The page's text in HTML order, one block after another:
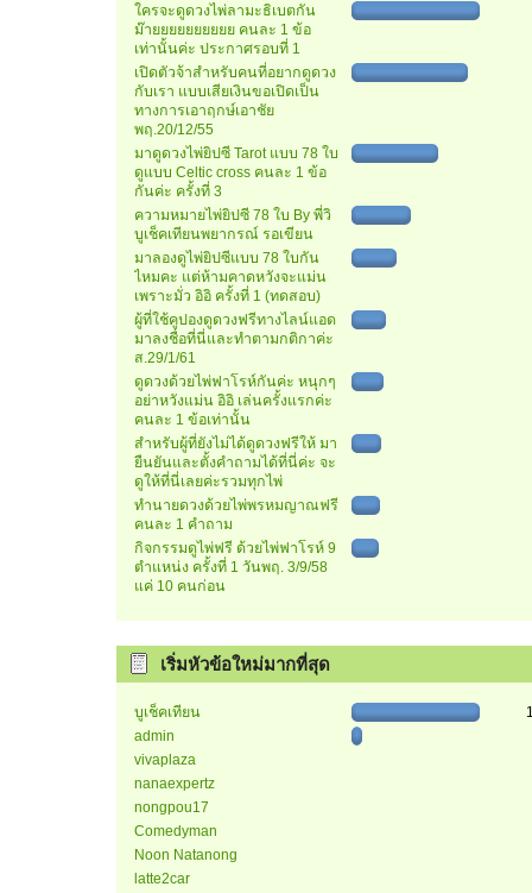
ใครจะดูดวงไพ่ลามะธิเบตกัน
ม๊ายยยยยยยยยย คนละ 1 ข้อ
เท่านั้นค่ะ ประกาศรอบที่ 1
เปิดตัวจ้าสำหรับคนที่อยากดูดวง
กับเรา แบบเสียเงินขอเปิดเป็น
ทางการเอาฤกษ์เอาชัย
พฤ.20/12/55
มาดูดวงไพ่ยิปซี Tarot แบบ 78 ใบ
ดูแบบ Celtic cross คนละ 1 ข้อ
กันค่ะ ครั้งที่ 3
ความหมายไพ่ยิปซี 78 ใบ By พี่วิ
บูเช็คเทียนพยากรณ์ รอเขียน
มาลองดูไพ่ยิปซีแบบ 78 ใบกัน
ไหมคะ แต่ห้ามคาดหวังจะแม่น
เพราะมั่ว อิอิ ครั้งที่ 1 (ทดสอบ)
ผู้ที่ใช้คูปองดูดวงฟรีทางไลน์แอด
มาลงชื่อที่นี่และทำตามกติกาค่ะ
ส.29/1/61
ดูดวงด้วยไพ่ฟาโรห์กันค่ะ หนุกๆ
อย่าหวังแม่น อิอิ เล่นครั้งแรกค่ะ
คนละ 1 ข้อเท่านั้น
สำหรับผู้ที่ยังไม่ได้ดูดวงฟรีให้ มา
ยืนยันและตั้งคำถามได้ที่นี่ค่ะ จะ
ดูให้ที่นี่เลยค่ะรวมทุกไพ่
ทำนายดวงด้วยไพ่พรหมญาณฟรี
คนละ 1 คำถาม
กิจกรรมดูไพ่ฟรี ด้วยไพ่ฟาโรห์ 9
ตำแหน่ง ครั้งที่ 1 วันพฤ. 3/9/58
แค่ 10 คนก่อน
เริ่มหัวข้อใหม่มากที่สุด
บูเช็คเทียน
admin
vivaplaza
nanaexpertz
nongpou17
Comedyman
Noon Natanong
latte2car